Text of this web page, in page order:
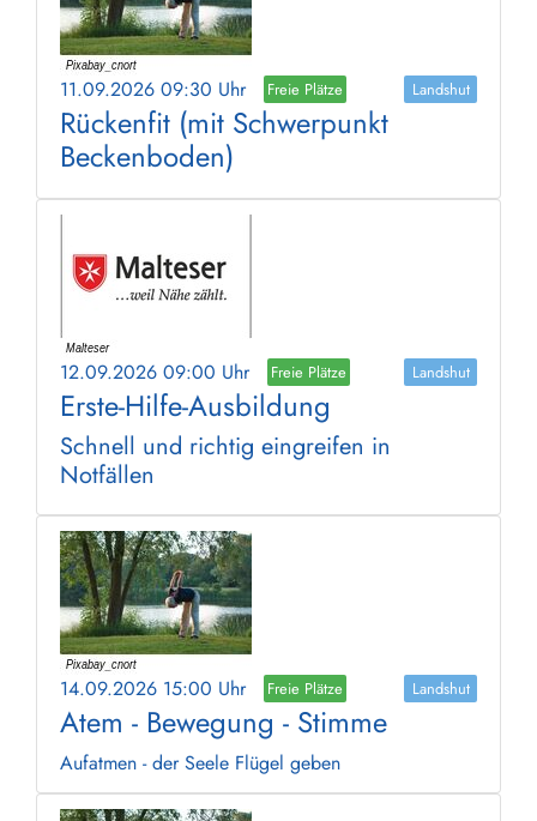
11.09.2026 09:30 Uhr Freie Plätze Landshut
Rückenfit (mit Schwerpunkt
Beckenboden)
12.09.2026 09:00 Uhr Freie Plätze Landshut
Erste-Hilfe-Ausbildung
Schnell und richtig eingreifen in
Notfällen
14.09.2026 15:00 Uhr Freie Plätze Landshut
Atem - Bewegung - Stimme
Aufatmen - der Seele Flügel geben